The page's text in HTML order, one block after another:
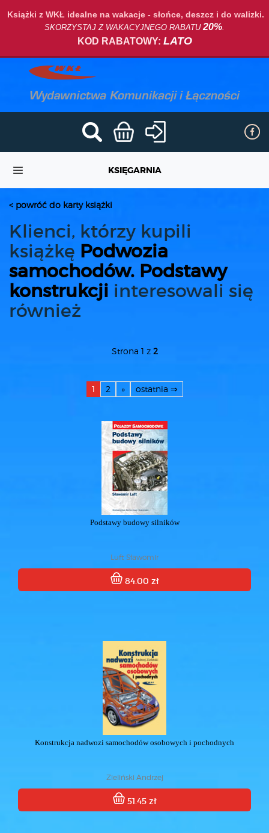
Książki z WKŁ idealne na wakacje - słońce, deszcz i do walizki.
SKORZYSTAJ Z WAKACYJNEGO RABATU20%.
KOD RABATOWY: LATO
KSIĘGARNIA
< powróć do karty książki
Klienci, którzy kupili
książkę Podwozia
samochodów. Podstawy
konstrukcji interesowali się
również
Strona 1 z 2
1 2 » ostatnia ⇒
Podstawy budowy silników
Luft Sławomir
84.00 zł
Konstrukcja nadwozi samochodów osobowych i pochodnych
Zieliński Andrzej
51.45 zł